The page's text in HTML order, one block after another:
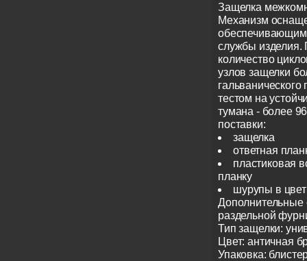
Защелка
Механизм
службы изделия.
количество
узлов защелки
тестом на
тумана - более
поставки:
защелка
ответная
пластиковая
планку
шурупы в
Дополнительные
раздельной
Тип защелки:
Цвет: античная
Упаковка: